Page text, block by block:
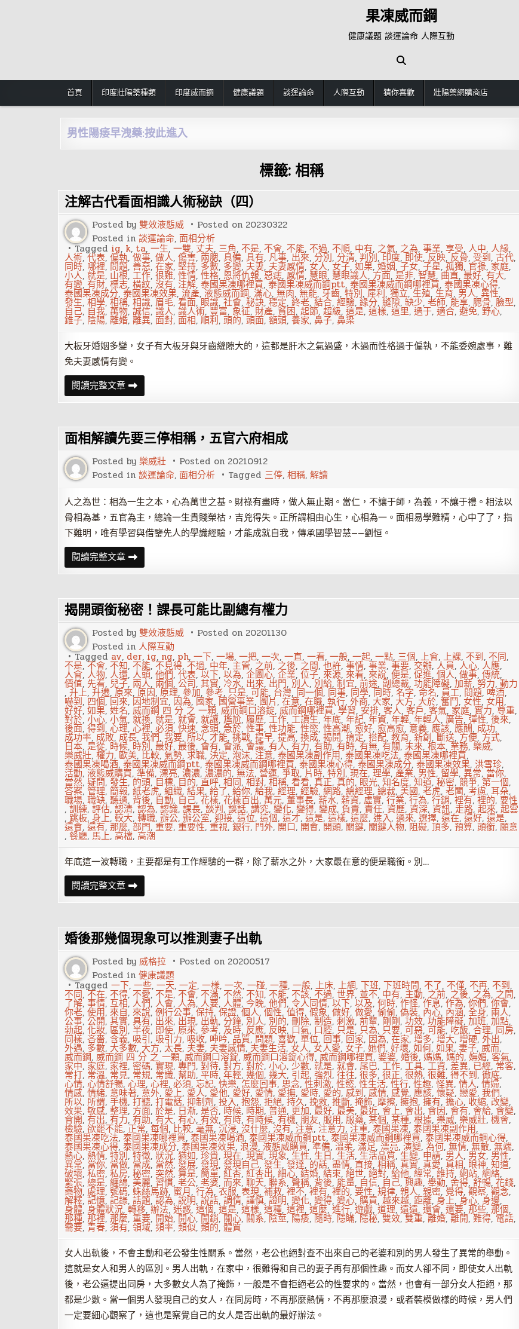
果凍威而鋼
健康議題 談運論命 人際互動
首頁 印度壯陽藥種類 印度威而鋼 健康議題 談運論命 人際互動 猜你喜歡 壯陽藥網購商店
男性陽痿早洩藥:按此進入
標籤: 相稱
注解古代看面相識人術秘訣（四）
Posted by 雙效液態威 Posted on 20230322
Posted in 談運論命, 面相分析
Tagged ig, k, ta, 一生, 一雙, 丈夫, 三角, 不是, 不會, 不能, 不過, 不順, 中有, 之氣, 之為, 事業, 享受, 人中, 人緣,
人術,代表, 偏執,做事, 做人, 傷害, 兩腮, 具備,具有,凡事,出來,分別,分清,判別,印度,即使,反映,反骨, 受到, 古代,
同時, 哪裡, 問題, 善惡, 在家, 堅持, 多數, 多變, 夫妻, 夫妻感情, 女人,女子,如果,婚姻,子女,子星,孤獨,官祿, 家庭,
小人, 就是, 山根, 工作, 很難, 性情, 性格, 恩將仇報,惡痣,感情, 慧眼, 慧眼識人, 方面,是非,智慧, 曲直,最好,有大,
有變, 有財, 標志, 橫紋, 沒有, 注解, 泰國果凍哪裡買,泰國果凍威而鋼ptt,泰國果凍威而鋼哪裡買,泰國果凍心得,
泰國果凍成分,泰國果凍效果, 流產,液態威而鋼, 滿心,無肉,無能,牙齒, 特別,犀利,獨立,生殖, 生育, 男人,異性,
發生,相學,相稱,相識,眉毛,看面,眼識,社會,秘訣,穩定, 終老,結合, 經驗,緣分, 縫隙, 缺少, 老師,能享, 腮骨, 臉型,
自己, 自我, 萬物, 誠信, 識人, 識人術,豐富, 象征,財產,貧困,起節,超級, 這是,這樣,這里,過于, 適合,避免,野心,
錐子, 陰陽, 離婚, 離異, 面對, 面相,順利,頭的,頭面, 額頭, 養家,鼻子,鼻梁
大板牙婚姻多變，女子有大板牙與牙齒縫隙大的，這都是肝木之氣過盛，木過而性格過于偏執，不能委婉處事，難
免夫妻感情有變。
閱讀完整文章注
解
古
面
相
識
人
術
秘
（四）
面相解讀先要三停相稱，五官六府相成
Posted by 樂威壯 Posted on 20210912
Posted in 談運論命, 面相分析 Tagged 三停, 相稱, 解讀
人之為世：相為一生之本，心為萬世之基。財祿有盡時，做人無止期。當仁，不讓于師，為義，不讓于禮。相法以
骨相為基，五官為主，總論一生貴賤榮枯，吉兇得失。正所謂相由心生，心相為一。面相易學難精，心中了了，指
下難明，唯有學習與借鑒先人的學識經驗，才能成就自我，傳承國學智慧——劉恒。
閱讀完整文章面
相
解
要
三
停
相
稱，
五
官
六
府
相
成
揭開頭銜秘密！課長可能比副總有權力
Posted by 雙效液態威 Posted on 20201130
Posted in 人際互動
Tagged av, der, ig, ng, ph, 一下, 一場, 一把, 一次, 一直, 一看, 一般, 一起, 一點, 三個, 上會, 上課, 不到, 不同,
不是,不會, 不知, 不能,不見得, 不過, 中年,主管, 之前, 之後, 之間,也許,事情, 事業,事要, 交辦,人員,人心, 人應,
人會, 人物, 人還, 人頭, 他們,代表,以下,以為,企圖心, 企業, 位子, 來源, 來看, 來說, 便是, 促進, 個人, 做事, 傳統,
價值, 先看, 兒子, 兩人, 兩個, 公司, 其實, 冷水, 出來,出門,別人,別給,制宜,前途,副總裁, 功能障礙, 加薪, 努力,動力
,升上, 升遷,原來,原因,原理, 參加, 參考, 只是, 可能, 台灣,同一個,同事, 同學,同時,名字,命名, 員工,問題,啤酒,
嚇到, 四個,回來, 因地制宜, 因為,國家,國營事業,圖片,在意,在職, 執行, 外商, 大家, 大方, 大於, 奮鬥, 女性, 女用,
好好, 如果, 姓名, 威而鋼 四 分 之 一顆,威而鋼口溶錠,威而鋼哪裡買,學習,安排,客人,客戶,客氣,家庭,實力,尊重,
對於, 小心, 小氣, 就換,就是,就會, 就讓,尷尬,履歷,工作,工讀生, 年底, 年紀,年資,年輕,年輕人,廣告,彈性,後來,
後面, 得到, 心理, 心裡, 必須, 快速, 念頭, 急於, 性事, 性功能, 性慾, 性高潮, 愈好, 愈高愈, 意義, 應該,應酬,成功,
成功率,成敗,成長,我們,我要,所以,才能,挑戰, 提早, 提高, 換成, 揭開,搞定,搭配, 教育,新創,斷送,方便,方式,
日本,是從,時候,時別,最好,最後, 會有,會派,會議,有人, 有力,有助,有時,有無,有關, 未來,根本,業務,樂威,
樂威壯, 權力,歐美,比較,氣勢,求職,決定,泡沫,注意,泰國果凍副作用,泰國果凍吃法,泰國果凍哪裡買,
泰國果凍喝酒, 泰國果凍威而鋼ptt,泰國果凍威而鋼哪裡買,泰國果凍心得,泰國果凍成分,泰國果凍效果, 洪雪珍,
活動,液態威購買, 準備,漂亮,濃濃, 濃濃的,無法,營運, 爭取,片時, 特別,現在, 理學,產業,男性,留學,異常, 當你,
當然, 疑問,發生,的頭,目標,目的,直呼,相同,相對,相稱, 看看,真正,真的,眼光, 知名度,知道,秘密,競爭,第一個,
答案, 管理, 簡報, 紙老虎,組織,結果, 給了,給你,給我,經理,經驗,網路,總經理,總裁,美國, 老虎,老闆,考慮, 耳朵,
職場, 職缺, 聽過, 背後,自動,自己,花樣,花樣百出,萬元, 董事長,薪水,薪資, 虛實,行業,行為, 行銷, 裡有,裡的,要性
,訓練,評估,認清, 認為,認識,課長,談判,談話,講究,變化, 變得, 變成, 負責, 責任, 資歷, 資深, 資訊, 走路, 起來, 起雲
, 跳板, 身上, 較大, 轉職, 辦公, 辦公室,迎接,這位,這個,這才,這是,這樣,這麼,進入,過來,選擇,還在,還好, 還是,
還會,還有, 那麼,部門,重要,重要性, 重視,銀行, 門外,開口, 開會, 開頭,關鍵,關鍵人物,阻礙,頂多,預算, 頭銜, 願意
,餐廳,馬上,高檔,高潮
年底這一波轉職，主要都是有工作經驗的一群，除了薪水之外，大家最在意的便是職銜。別…
閱讀完整文章揭
開
頭
密！
課
長
可
能
比
副
總
有
權
力
婚後那幾個現象可以推測妻子出軌
Posted by 威格拉 Posted on 20200517
Posted in 健康議題
Tagged 一下, 一些, 一天, 一定, 一樣, 一次, 一碰, 一種, 一般, 上床, 上網, 下班, 下班時間, 不了, 不僅, 不再, 不到,
不同,不在, 不得,不愛,不是,不會,不滿,不然,不知,不能,不該,不過,世界,並不, 中有, 主動, 之前, 之後, 之為, 之間,
了解, 事情, 互相, 人們, 人會, 人為, 人要, 人體, 今晚, 他們, 令人同情,以下,以及, 何時,作怪,作息,作為,你們,你會,
你老, 使用, 來自, 來說, 例行公事,保持,保證,個人,個性,值得, 假象, 做好, 做愛, 偷偷, 偽裝, 內心, 內涵, 全身, 兩人,
公事, 公開, 其實, 具有, 出來, 出現, 出軌,分鐘,別人,別的,刪除,制造,刺激,前輩,剛剛,功效, 功能障礙, 加班, 加點,
勃起, 化妝, 區別, 半夜, 即使, 原來, 參考, 及時, 反應, 反映, 口氣, 口腔, 只是, 只為, 只要, 可惡, 可能, 吃飯,合理,同房,
同樣, 吝嗇, 含義, 吸引, 吸引力,吸收, 呻吟,品質,問題,喜歡,單位,回事,回家,因為,在家,增多,增大,增硬,外出,
外遇, 多數, 大多數,大方,太長, 夫妻, 夫妻感情,夫妻生活, 女人,女人愛, 女子, 她們, 好壞, 如何, 如果, 妻子, 威而,
威而鋼, 威而鋼 四 分 之 一顆,威而鋼口溶錠,威而鋼口溶錠心得, 威而鋼哪裡買,婆婆, 婚後, 媽媽,媽的,嫵媚,客氣,
家中,家庭,家裡, 密碼,實現,專門,對待,對方,對於,小心,少數,就是,就會,尾巴,工作,工具, 工資, 差異,已經,常客,
常打, 常溫, 常見, 常規, 常識, 幫助, 平時, 年輕, 幾個, 幾大, 引起, 強烈, 往往, 很多, 很正, 很熱, 很難, 得不到, 徹底,
心情, 心情舒暢,心理,心裡,必須,忘記,快樂, 怎麼回事, 思念, 性刺激, 性慾, 性生活,性行,性趣,怪異,情人, 情婦,
情感, 情緒,意味著, 意外, 愛上,愛人, 愛他,愛好,愛情,愛撫,愛時,愛的, 感到, 感情, 感覺, 應該, 懷疑, 戀愛, 我們,
所以, 所謂, 手機,打聽, 打電話, 抑制劑,投入,抱怨,拒絕,持久,挽救,推斷,掩飾,摩擦,擁抱,擁有,擔心,收縮,改變,
效果, 敏感, 整理, 方面, 於是,日漸,是否,時候,時期,普通, 更加,最好,最美,最近,會上,會出,會因,會有,會給,會變,
會開, 有出, 有力, 有助, 有大, 有心, 有效, 有時, 有時候,有機,朋友,服用,服藥,某個,某種,根據,樂威,樂威壯,機會,
檢驗, 欲罷不能,正常,每個,比較,毫無,沉浸,沒什麼,沒有,注意,注意力,注重, 泰國果凍, 泰國果凍副作用,
泰國果凍吃法,泰國果凍哪裡買,泰國果凍喝酒,泰國果凍威而鋼ptt,泰國果凍威而鋼哪裡買,泰國果凍威而鋼心得,
泰國果凍心得, 泰國果凍成分, 泰國果凍效果,浪漫, 液態威購買,準備,溫柔, 滿足,漂亮,演變, 為何,無情,無敵,無端,
熱心,熱情, 特別,特徵,狀況,猶如,珍貴,現在,現實,現象,生性, 生日, 生活,生活品質,生變,申請,男人,男女,男性,
異常, 當你, 當做, 當成, 當然, 發展, 發現, 發現自己,發生, 發達, 的話,盡情,直接,相稱, 真實, 真愛, 真相, 眼神, 知道,
破壞, 私密, 私房, 秘密, 突然, 算是, 簡單, 紅杏,紅杏出, 細心,結婚,結束,絕世,絕對,給他,經常,維持,網站,網絡,
緊張, 總是, 纏綿, 美麗, 習慣, 老公, 老婆, 而來, 聊天, 聯系,聲稱,背後,能量, 自信, 自己,興趣,舉動,舍得,舒暢,花錢,
藥物, 處理, 號碼, 蛛絲馬跡,蜜月,行為,衣服, 表現,補救, 裡不,裡有,裡的, 要性,規律, 親人, 親密,覺得,觀察,觀念,
解釋, 記憶, 記錄, 話題,認為,說明,說話,調情,謹慎,證明,變化,變得,變心,購買,越來越, 距離, 身上, 身心,身邊,
身體, 身體狀況,轉移,辦法,迷惑,這個,這是,這樣,這種,這裡, 這麼,進行,遊戲,道理, 遠遠, 還會,還要,那些,那個,
那種, 那裡,那麼,重要,開始,開心,開銷,關心,關系,陰莖,陽痿,隨時,隱瞞,隱秘,雙效,雙重,離婚,離開,難得,電話,
需要, 青春, 須有, 領域, 頻率, 類似, 類的, 體質
女人出軌後，不會主動和老公發生性關系。當然，老公也絕對查不出來自己的老婆和別的男人發生了異常的舉動。
這就是女人和男人的區別。男人出軌，在家中，很難得和自己的妻子再有那個性趣。而女人卻不同，即使女人出軌
後，老公還提出同房，大多數女人為了掩飾，一般是不會拒絕老公的性要求的。當然，也會有一部分女人拒絕，那
都是少數。當一個男人發現自己的女人，在同房時，不再那麼熱情，不再那麼浪漫，或者裝模做樣的時候，男人們
一定要細心觀察了，這也是察覺自己的女人是否出軌的最好辦法。